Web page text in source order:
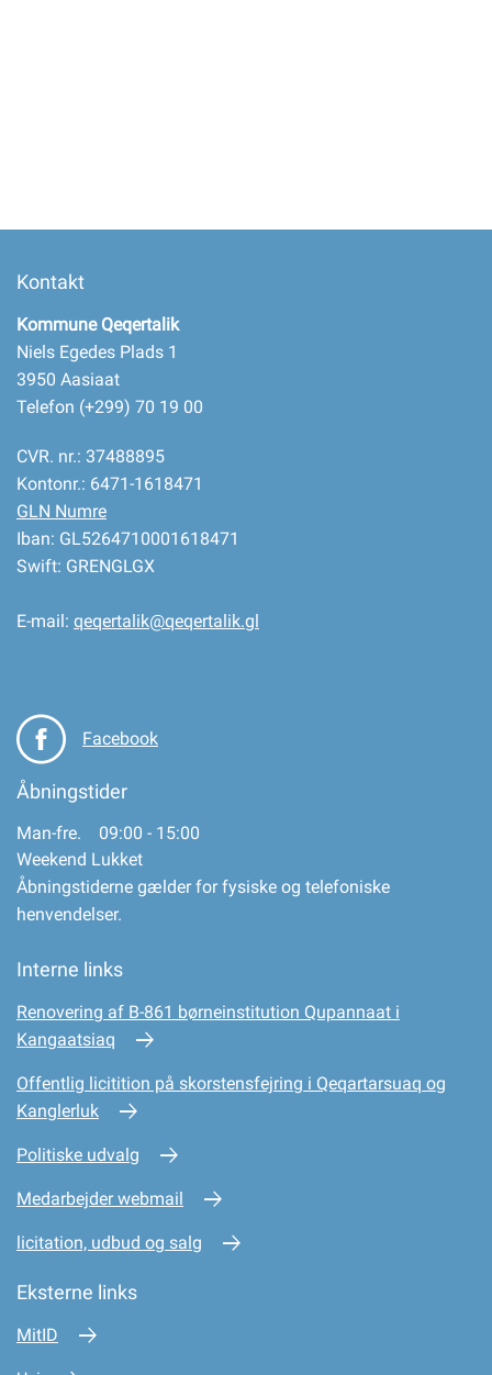
Kontakt
Kommune Qeqertalik
Niels Egedes Plads 1
3950 Aasiaat
Telefon (+299) 70 19 00
CVR. nr.: 37488895
Kontonr.: 6471-1618471
GLN Numre
Iban: GL5264710001618471
Swift: GRENGLGX
E-mail: qeqertalik@qeqertalik.gl
Facebook
Åbningstider
Man-fre. 09:00 - 15:00
Weekend Lukket
Åbningstiderne gælder for fysiske og telefoniske
henvendelser.
Interne links
Renovering af B-861 børneinstitution Qupannaat i
Kangaatsiaq
Offentlig licitition på skorstensfejring i Qeqartarsuaq og
Kanglerluk
Politiske udvalg
Medarbejder webmail
licitation, udbud og salg
Eksterne links
MitID